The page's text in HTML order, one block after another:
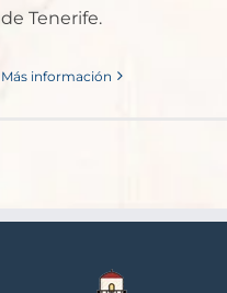
de Tenerife.
Más información